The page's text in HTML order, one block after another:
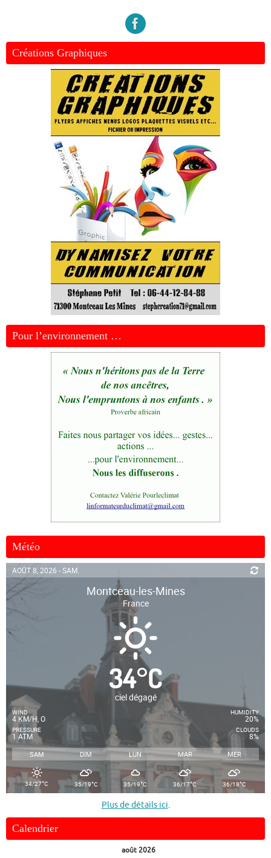
Créations Graphiques
Pour l’environnement …
Météo
AOÛT 8, 2026 - SAM.
Montceau-les-Mines
France
34°C
ciel dégagé
WIND
4 KM/H, O
PRESSURE
1 ATM
HUMIDITY
20%
CLOUDS
8%
SAM DIM LUN MAR MER
34/27°C 35/19°C 35/19°C 36/17°C 36/18°C
Plus de détails ici.
Calendrier
août 2026